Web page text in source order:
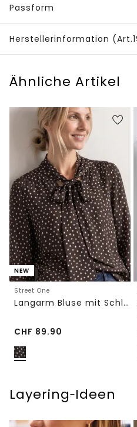
Passform
Herstellerinformation
Ähnliche Artikel
NEW
Street One
Langarm Bluse mit Schleifendetail
CHF 89.90
Layering‑Ideen